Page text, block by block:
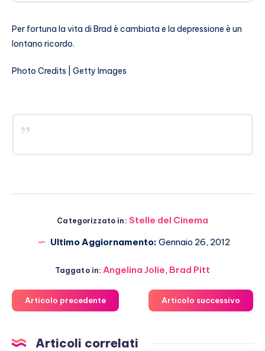
Per fortuna la vita di Brad è cambiata e la depressione è un
lontano ricordo.
Photo Credits | Getty Images
Categorizzato in: Stelle del Cinema
Ultimo Aggiornamento: Gennaio 26, 2012
Taggato in: Angelina Jolie, Brad Pitt
Articolo precedente Articolo successivo
Articoli correlati